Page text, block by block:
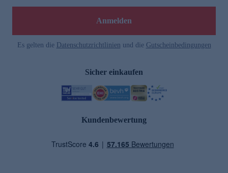
Anmelden
Es gelten die Datenschutzrichtlinien und die Gutscheinbedingungen
Sicher einkaufen
Kundenbewertung